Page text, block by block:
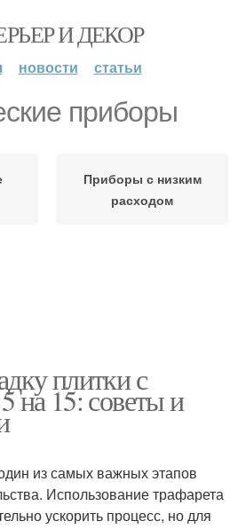
И ДЕКОР
новости статьи
приборы
Приборы с низким
расходом
плитки с
на 15: советы и
из самых важных этапов
Использование трафарета
ускорить процесс, но для